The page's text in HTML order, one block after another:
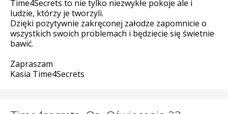
Time4Secrets to nie tylko niezwykłe pokoje ale i
ludzie, którzy je tworzyli.
Dzięki pozytywnie zakręconej załodze zapomnicie o
wszystkich swoich problemach i będziecie się świetnie
bawić.
Zapraszam
Kasia Time4Secrets